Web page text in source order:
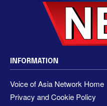
INFORMATION
Voice of Asia Network Home
Privacy and Cookie Policy